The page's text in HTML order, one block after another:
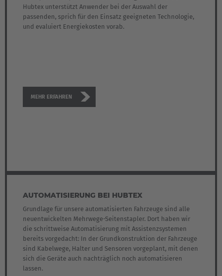
EUROPE
Belgium
Nederlands
Français Deutsch
Česká republika
Hubtex unterstützt Anwender bei der Auswahl der
passenden, sprich für den Einsatz geeigneten Technologie,
und evaluiert Energiekosten vorab.
MEHR ERFAHREN
AUTOMATISIERUNG BEI HUBTEX
Grundlage für unsere automatisierten Fahrzeuge sind alle
neuentwickelten Mehrwege-Seitenstapler. Dort haben wir
die schrittweise Automatisierung mit Assistenzsystemen
bereits vorgedacht: In der Grundkonstruktion der Fahrzeuge
sind Kabelwege, Halter und Sensoren vorgeplant, mit denen
sich die Geräte auch nachträglich noch automatisieren
lassen.